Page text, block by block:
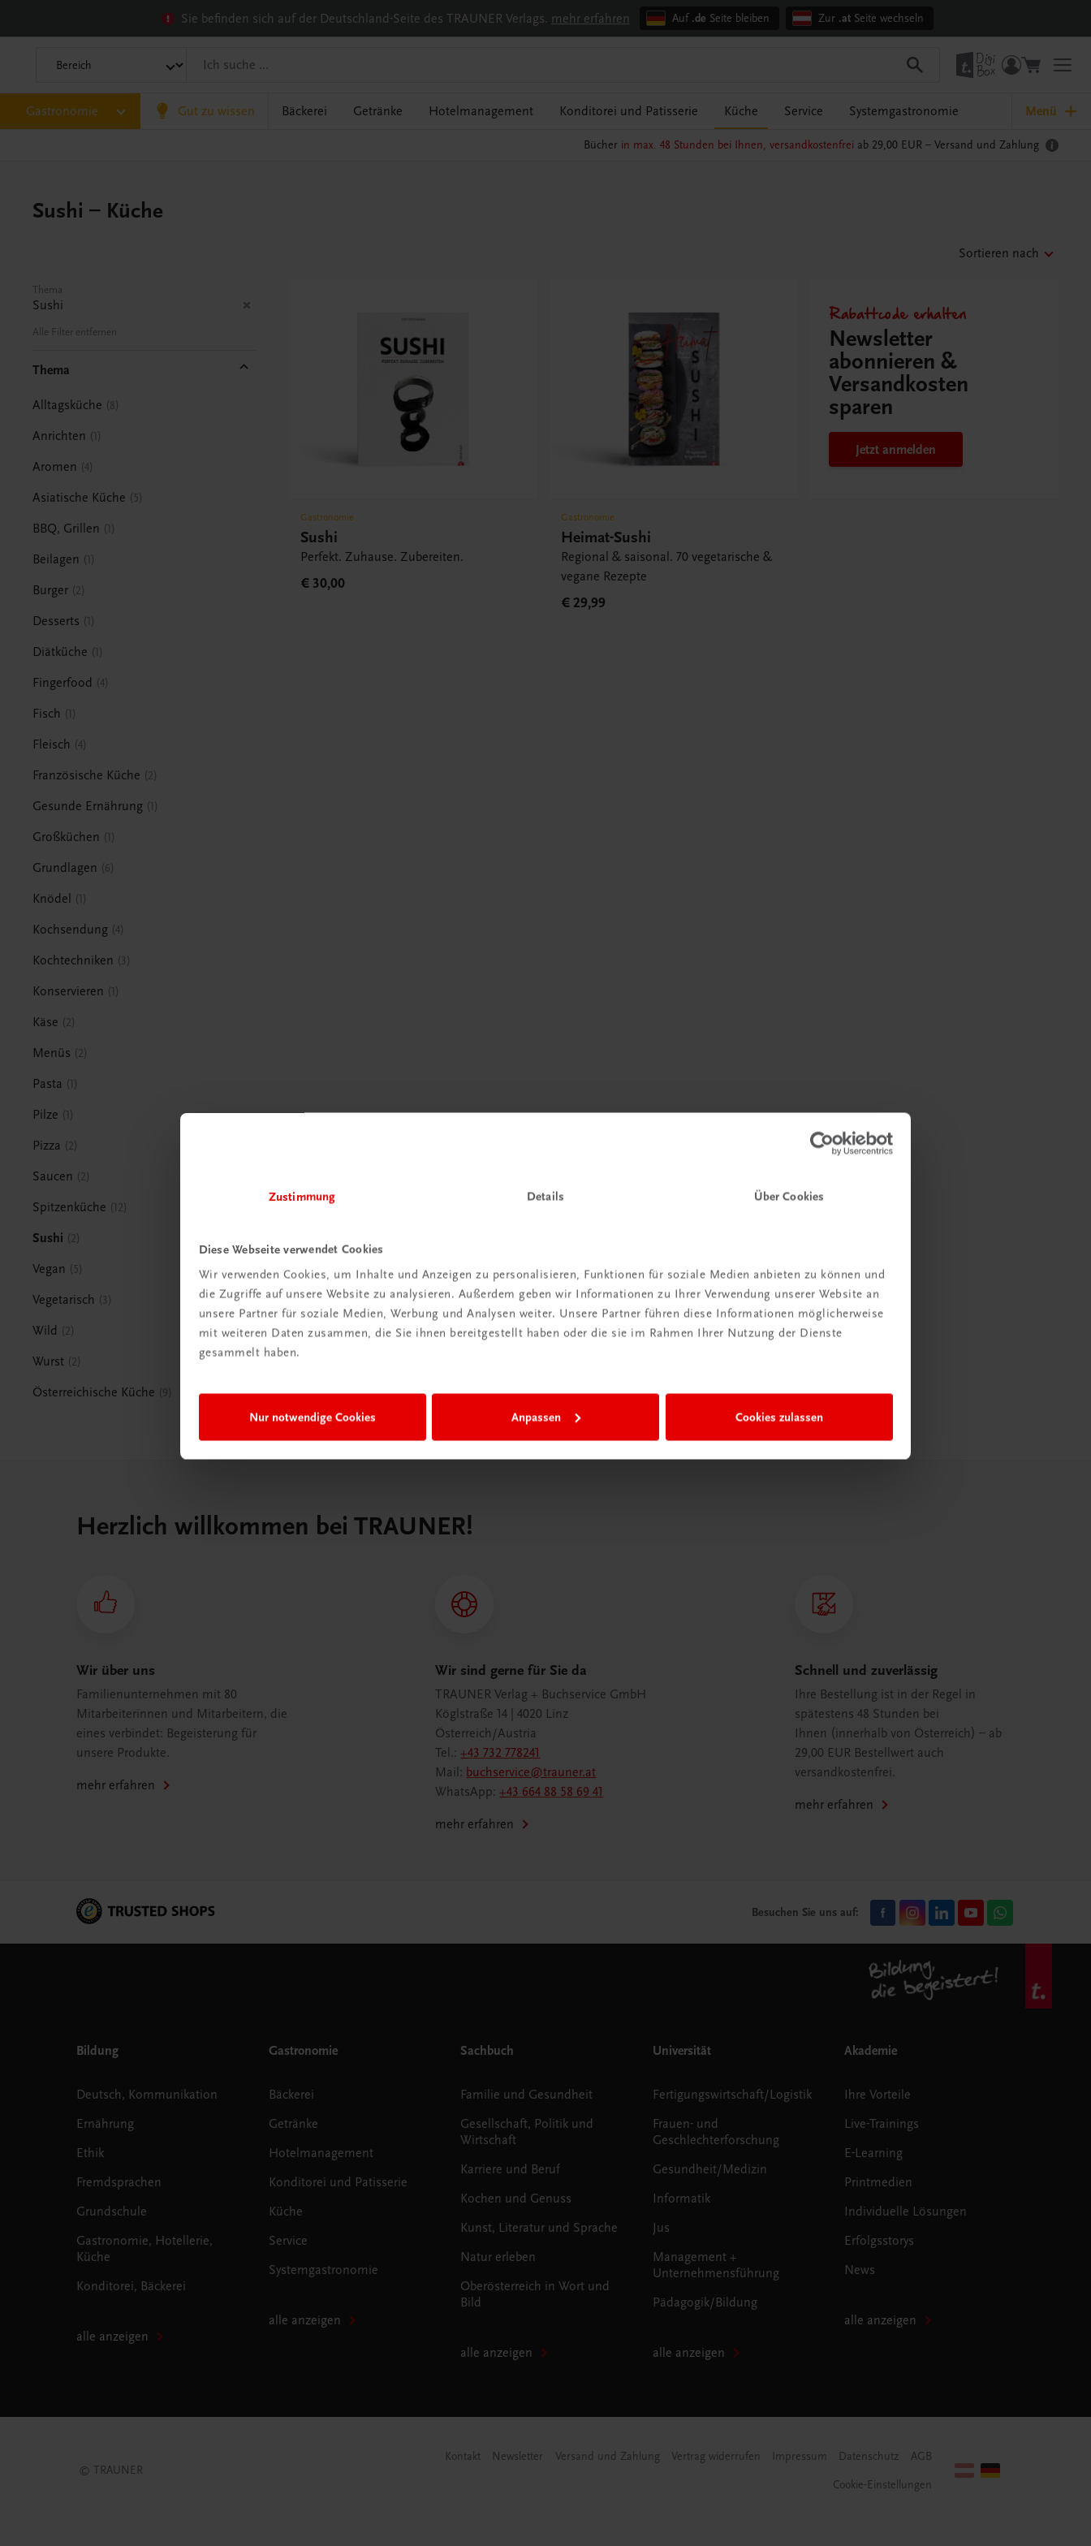
Zustimmung Details Über Cookies
Diese Webseite verwendet Cookies
Wir verwenden Cookies, um Inhalte und Anzeigen zu personalisieren, Funktionen für soziale Medien anbieten zu können und
die Zugriffe auf unsere Website zu analysieren. Außerdem geben wir Informationen zu Ihrer Verwendung unserer Website an
unsere Partner für soziale Medien, Werbung und Analysen weiter. Unsere Partner führen diese Informationen möglicherweise
mit weiteren Daten zusammen, die Sie ihnen bereitgestellt haben oder die sie im Rahmen Ihrer Nutzung der Dienste
gesammelt haben.
Nur notwendige Cookies Anpassen Cookies zulassen
Sie befinden sich auf der Deutschland-Seite des TRAUNER Verlags. mehr erfahren Auf .de Seite bleiben Zur .atSeite wechseln
Gastronomie Gut zu wissen Bäckerei Getränke Hotelmanagement Konditorei und Patisserie Küche Service Systemgastronomie Menü
Bücher in max. 48 Stunden bei Ihnen, versandkostenfrei ab 29,00 EUR – Versand und Zahlung
Sushi – Küche
Sortieren nach
Thema
Sushi
Alle Filter entfernen
Thema
Alltagsküche 8
Anrichten 1
Aromen 4
Asiatische Küche 5
BBQ, Grillen 1
Beilagen 1
Burger 2
Desserts 1
Diätküche 1
Fingerfood 4
Fisch 1
Fleisch 4
Französische Küche 2
Gesunde Ernährung 1
Großküchen 1
Grundlagen 6
Knödel 1
Kochsendung 4
Kochtechniken 3
Konservieren 1
Käse 2
Menüs 2
Pasta 1
Pilze 1
Pizza 2
Saucen 2
Spitzenküche 12
Sushi 2
Vegan 5
Vegetarisch 3
Wild 2
Wurst 2
Österreichische Küche 9
Gastronomie
Sushi
Perfekt. Zuhause. Zubereiten.
€ 30,00
Gastronomie
Heimat-Sushi
Regional & saisonal. 70 vegetarische &
vegane Rezepte
€ 29,99
Rabattcode erhalten
Newsletter
abonnieren &
Versandkosten
sparen
Jetzt anmelden
Herzlich willkommen bei TRAUNER!
Wir über uns
Familienunternehmen mit 80
Mitarbeiterinnen und Mitarbeitern, die
eines verbindet: Begeisterung für
unsere Produkte.
mehr erfahren
Wir sind gerne für Sie da
TRAUNER Verlag + Buchservice GmbH
Köglstraße 14 | 4020 Linz
Österreich/Austria
Tel.:+43 732 778241
Mail: buchservice@trauner.at
WhatsApp:+43 664 88 58 69 41
mehr erfahren
Schnell und zuverlässig
Ihre Bestellung ist in der Regel in
spätestens 48 Stunden bei
Ihnen (innerhalb von Österreich) – ab
29,00 EUR Bestellwert auch
versandkostenfrei.
mehr erfahren
Besuchen Sie uns auf:
Bildung
Deutsch, Kommunikation
Ernährung
Ethik
Fremdsprachen
Grundschule
Gastronomie, Hotellerie,
Küche
Konditorei, Bäckerei
alle anzeigen
Gastronomie
Bäckerei
Getränke
Hotelmanagement
Konditorei und Patisserie
Küche
Service
Systemgastronomie
alle anzeigen
Sachbuch
Familie und Gesundheit
Gesellschaft, Politik und
Wirtschaft
Karriere und Beruf
Kochen und Genuss
Kunst, Literatur und Sprache
Natur erleben
Oberösterreich in Wort und
Bild
alle anzeigen
Universität
Fertigungswirtschaft/Logistik
Frauen- und
Geschlechterforschung
Gesundheit/Medizin
Informatik
Jus
Management +
Unternehmensführung
Pädagogik/Bildung
alle anzeigen
Akademie
Ihre Vorteile
Live-Trainings
E-Learning
Printmedien
Individuelle Lösungen
Erfolgsstorys
News
alle anzeigen
© TRAUNER
Kontakt Newsletter Versand und Zahlung Vertrag widerrufen Impressum Datenschutz AGB
Cookie-Einstellungen